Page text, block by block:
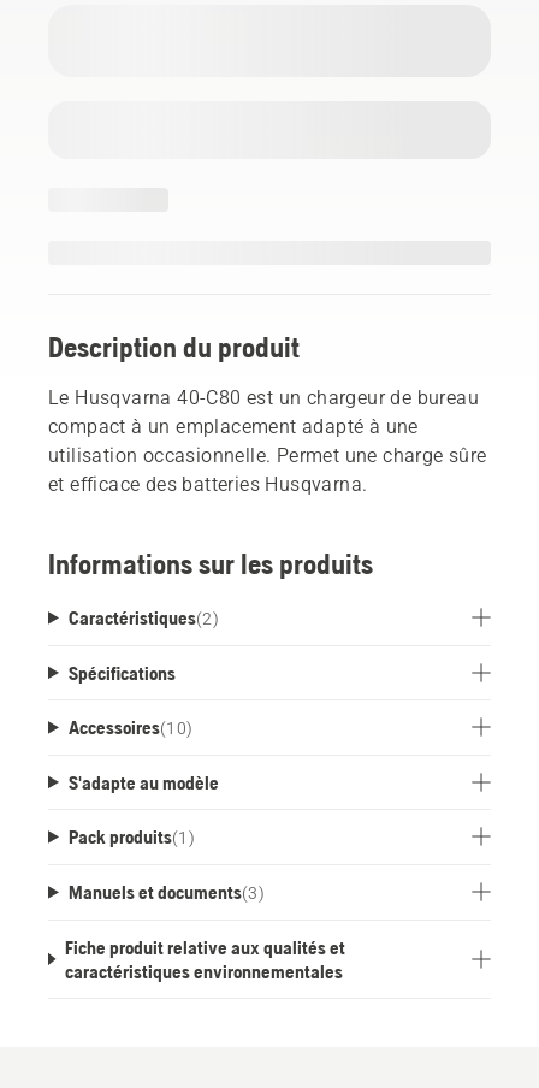
Description du produit
Le Husqvarna 40-C80 est un chargeur de bureau
compact à un emplacement adapté à une
utilisation occasionnelle. Permet une charge sûre
et efficace des batteries Husqvarna.
Informations sur les produits
Caractéristiques(2)
Spécifications
Accessoires(10)
S'adapte au modèle
Pack produits(1 )
Manuels et documents(3)
Fiche produit relative aux qualités et
caractéristiques environnementales